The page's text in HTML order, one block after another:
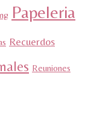
Papeleria
Recuerdos
Reuniones